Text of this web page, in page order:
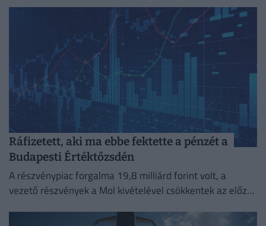
Ráfizetett, aki ma ebbe fektette a pénzét a
Budapesti Értéktőzsdén
A részvénypiac forgalma 19,8 milliárd forint volt, a
vezető részvények a Mol kivételével csökkentek az előző